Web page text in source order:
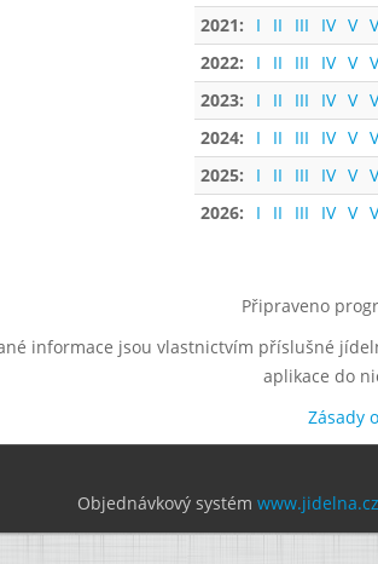
2021:
I II III IV V
2022:
I II III IV V
2023:
I II III IV V
2024:
I II III IV V
2025:
I II III IV V
2026:
I II III IV V
Připraveno
informace jsou vlastnictvím příslušné
aplikace do
Zásady
Objednávkový systém www.jidelna.cz